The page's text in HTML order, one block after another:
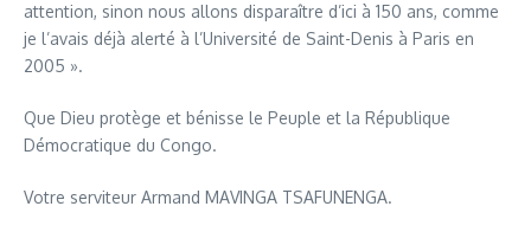
attention, sinon nous allons disparaître d’ici à 150 ans, comme
je l’avais déjà alerté à l’Université de Saint-Denis à Paris en
2005 ».
Que Dieu protège et bénisse le Peuple et la République
Démocratique du Congo.
Votre serviteur Armand MAVINGA TSAFUNENGA.